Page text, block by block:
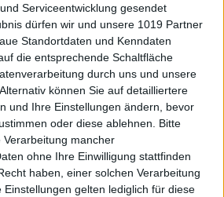
Serviceentwicklung gesendet
dürfen wir und unsere 1019 Partner
Standortdaten und Kenndaten
die entsprechende Schaltfläche
durch uns und unsere
können Sie auf detailliertere
und Ihre Einstellungen ändern, bevor
oder diese ablehnen.
Bitte
mancher
ohne Ihre Einwilligung stattfinden
haben, einer solchen Verarbeitung
gelten lediglich für diese